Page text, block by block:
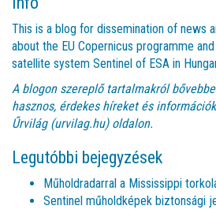
This is a blog for dissemination of news
about the EU Copernicus programme
satellite system Sentinel of ESA in
A blogon szereplő tartalmakról
hasznos, érdekes híreket és
Űrvilág (urvilag.hu)oldalon.
Legutóbbi bejegyzések
Műholdradarral a Mississippi
Sentinel műholdképek biztonsági